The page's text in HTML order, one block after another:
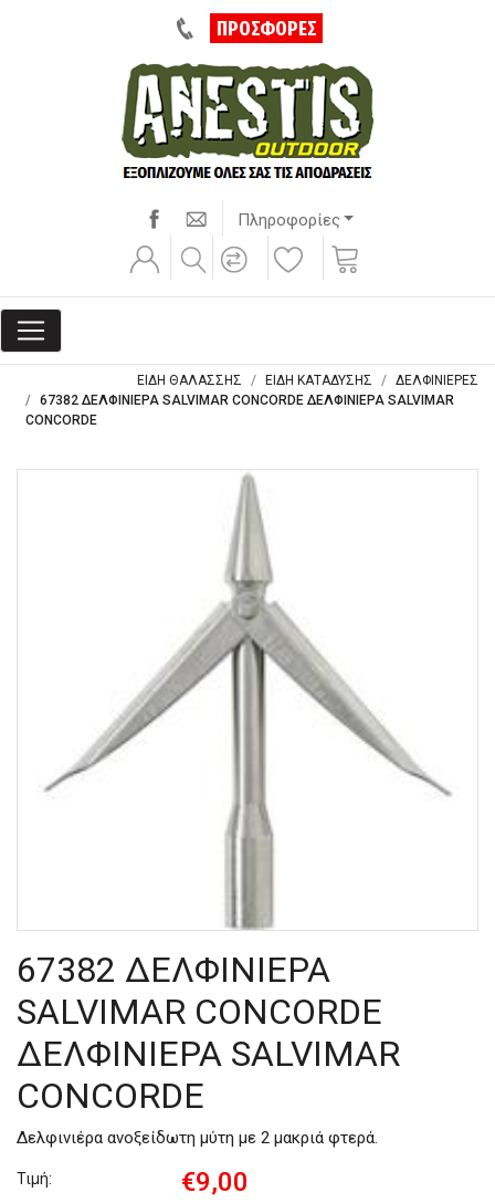
ΠΡΟΣΦΟΡΕΣ
Πληροφορίες
ΕΙΔΗ ΘΑΛΑΣΣΗΣ ΕΙΔΗ ΚΑΤΑΔΥΣΗΣ
ΔΕΛΦΙΝΙΕΡΕΣ
67382 ΔΕΛΦΙΝΙΕΡΑ SALVIMAR CONCORDE ΔΕΛΦΙΝΙΕΡΑ SALVIMAR
CONCORDE
67382 ΔΕΛΦΙΝΙΕΡΑ
SALVIMAR CONCORDE
ΔΕΛΦΙΝΙΕΡΑ SALVIMAR
CONCORDE
Δελφινιέρα ανοξείδωτη μύτη με 2 μακριά φτερά.
Τιμή: €9,00